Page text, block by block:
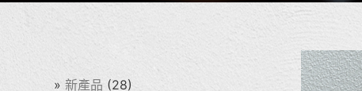
新產品 (28)